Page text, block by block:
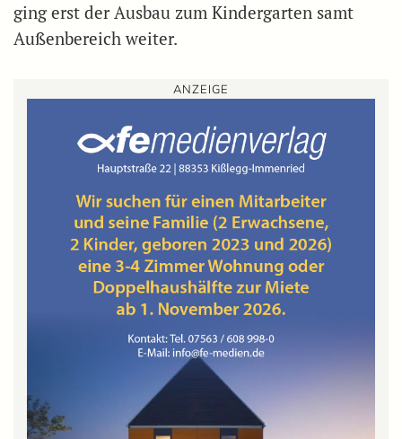
ging erst der Ausbau zum Kindergarten samt
Außenbereich weiter.
ANZEIGE